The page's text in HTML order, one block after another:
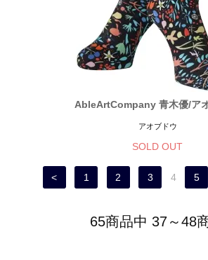
AbleArtCompany 青木優/ア
アオブドウ
SOLD OUT
< 1 2 3 4 5
65商品中 37～48